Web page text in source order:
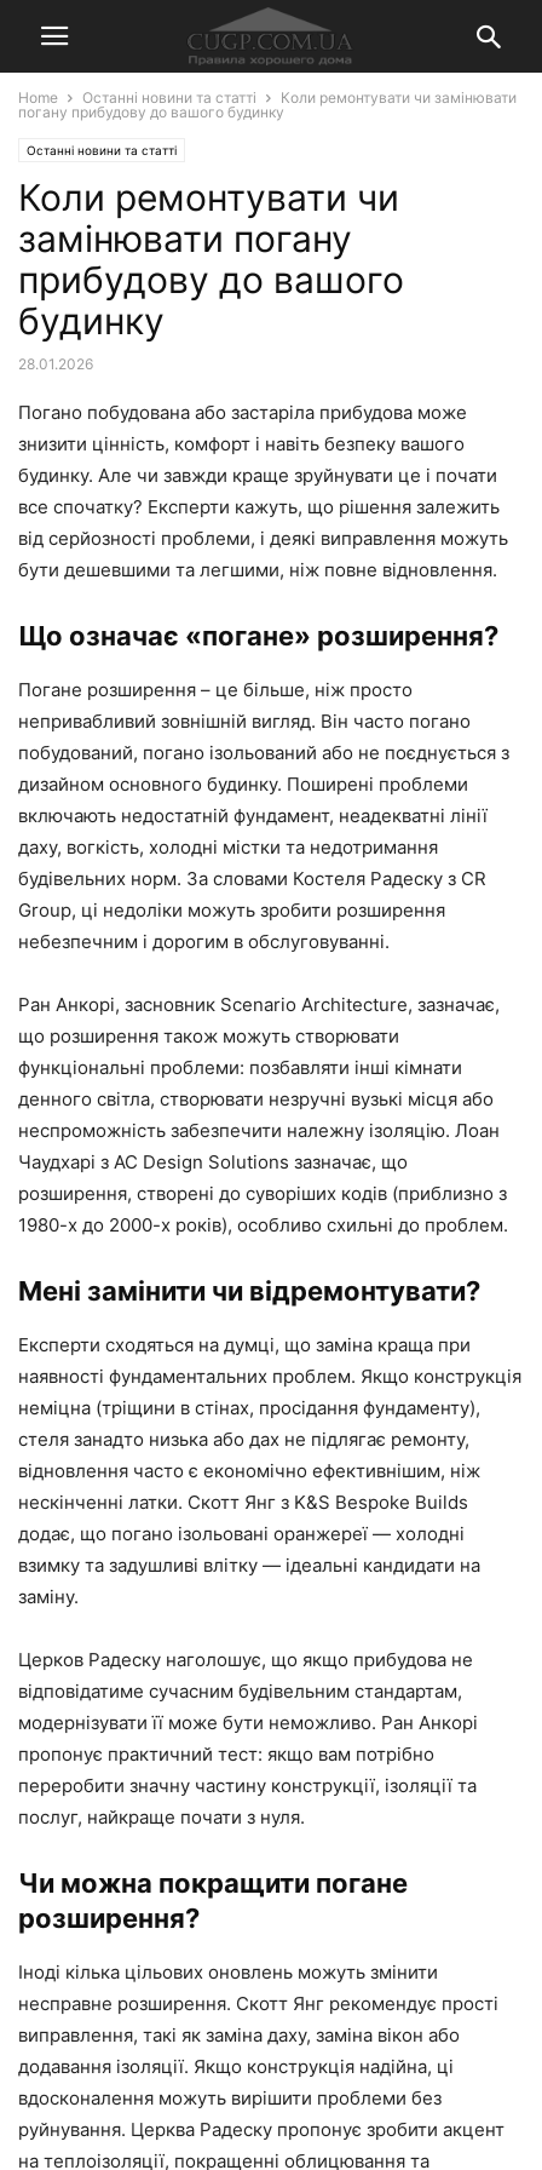
Home Останні новини та статті
Коли ремонтувати чи замінювати
погану прибудову до вашого будинку
Останні новини та статті
Коли ремонтувати чи
замінювати погану
прибудову до вашого
будинку
28.01.2026
Погано побудована або застаріла прибудова може
знизити цінність, комфорт і навіть безпеку вашого
будинку. Але чи завжди краще зруйнувати це і почати
все спочатку? Експерти кажуть, що рішення залежить
від серйозності проблеми, і деякі виправлення можуть
бути дешевшими та легшими, ніж повне відновлення.
Що означає «погане» розширення?
Погане розширення – це більше, ніж просто
непривабливий зовнішній вигляд. Він часто погано
побудований, погано ізольований або не поєднується з
дизайном основного будинку. Поширені проблеми
включають недостатній фундамент, неадекватні лінії
даху, вогкість, холодні містки та недотримання
будівельних норм. За словами Костеля Радеску з CR
Group, ці недоліки можуть зробити розширення
небезпечним і дорогим в обслуговуванні.
Ран Анкорі, засновник Scenario Architecture, зазначає,
що розширення також можуть створювати
функціональні проблеми: позбавляти інші кімнати
денного світла, створювати незручні вузькі місця або
неспроможність забезпечити належну ізоляцію. Лоан
Чаудхарі з AC Design Solutions зазначає, що
розширення, створені до суворіших кодів (приблизно з
1980-х до 2000-х років), особливо схильні до проблем.
Мені замінити чи відремонтувати?
Експерти сходяться на думці, що заміна краща при
наявності фундаментальних проблем. Якщо конструкція
неміцна (тріщини в стінах, просідання фундаменту),
стеля занадто низька або дах не підлягає ремонту,
відновлення часто є економічно ефективнішим, ніж
нескінченні латки. Скотт Янг з K&S Bespoke Builds
додає, що погано ізольовані оранжереї — холодні
взимку та задушливі влітку — ідеальні кандидати на
заміну.
Церков Радеску наголошує, що якщо прибудова не
відповідатиме сучасним будівельним стандартам,
модернізувати її може бути неможливо. Ран Анкорі
пропонує практичний тест: якщо вам потрібно
переробити значну частину конструкції, ізоляції та
послуг, найкраще почати з нуля.
Чи можна покращити погане
розширення?
Іноді кілька цільових оновлень можуть змінити
несправне розширення. Скотт Янг рекомендує прості
виправлення, такі як заміна даху, заміна вікон або
додавання ізоляції. Якщо конструкція надійна, ці
вдосконалення можуть вирішити проблеми без
руйнування. Церква Радеску пропонує зробити акцент
на теплоізоляції, покращенні облицювання та